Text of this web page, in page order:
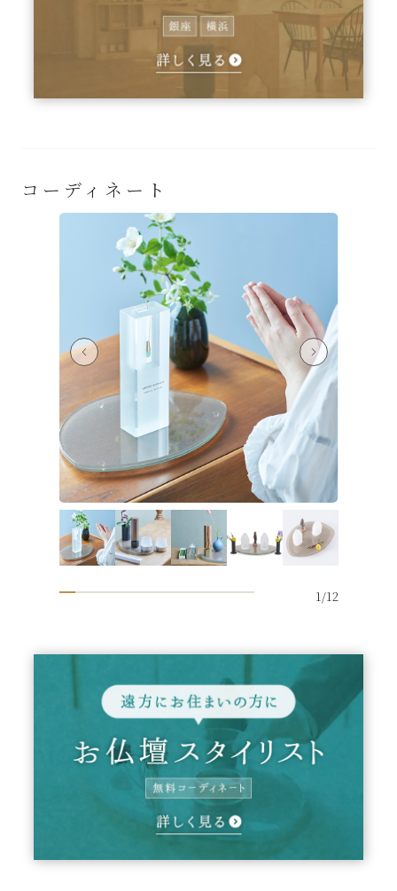
コーディネート
1 /12